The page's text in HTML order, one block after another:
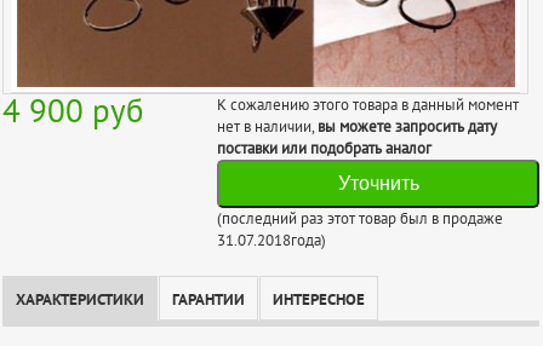
4 900 руб
К сожалению этого товара в данный момент
нет в наличии,вы можете запросить дату
поставки или подобрать аналог
Уточнить
(последний раз этот товар был в продаже
31.07.2018года)
ХАРАКТЕРИСТИКИ ГАРАНТИИ ИНТЕРЕСНОЕ